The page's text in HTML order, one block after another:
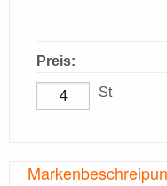
Preis:
St